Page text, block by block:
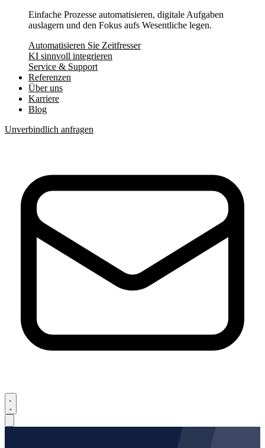
Einfache Prozesse automatisieren, digitale Aufgaben
auslagern und den Fokus aufs Wesentliche legen.
Automatisieren Sie Zeitfresser
KI sinnvoll integrieren
Service & Support
Referenzen
Über uns
Karriere
Blog
Unverbindlich anfragen